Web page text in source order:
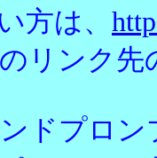
方は、
リンク
ドプロ